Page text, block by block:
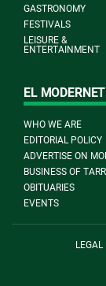
GASTRONOMY
FESTIVALS
LEISURE &
ENTERTAINMENT
EL MODERNET
WHO WE ARE
EDITORIAL POLICY
ADVERTISE ON
BUSINESS OF
OBITUARIES
EVENTS
LEGAL